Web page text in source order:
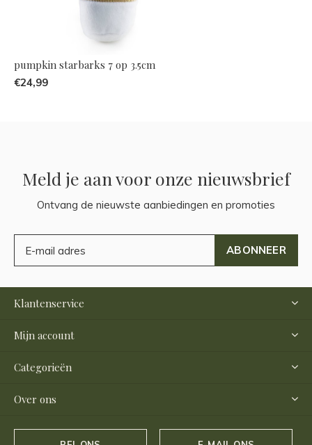
pumpkin starbarks 7 op 3.5cm
€24,99
Meld je aan voor onze nieuwsbrief
Ontvang de nieuwste aanbiedingen en promoties
ABONNEER
Klantenservice
Mijn account
Categorieën
Over ons